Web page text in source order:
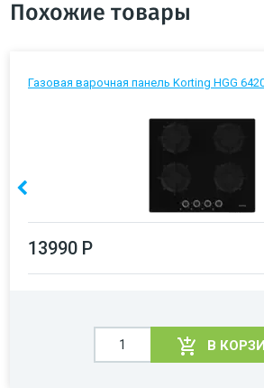
Похожие товары
Газовая варочная панель Korting HGG
13990 Р
В